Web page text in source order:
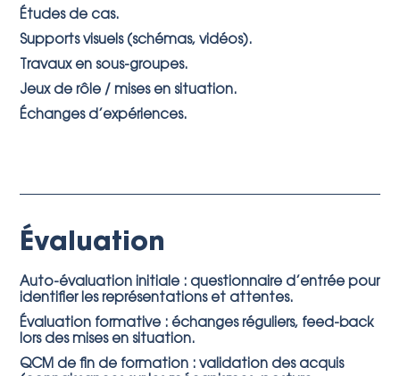
Études de cas.
Supports visuels (schémas, vidéos).
Travaux en sous-groupes.
Jeux de rôle / mises en situation.
Échanges d’expériences.
Évaluation
Auto-évaluation initiale : questionnaire d’entrée pour
identifier les représentations et attentes.
Évaluation formative : échanges réguliers, feed-back
lors des mises en situation.
QCM de fin de formation : validation des acquis